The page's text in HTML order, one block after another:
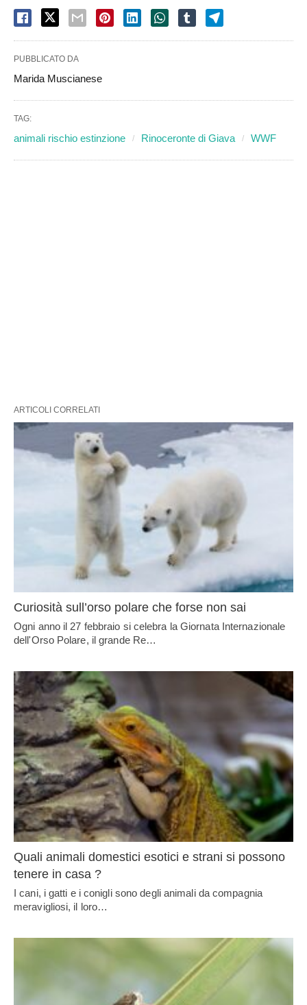
PUBBLICATO DA
Marida Muscianese
TAG:
animali rischio estinzione Rinoceronte di Giava WWF
ARTICOLI CORRELATI
Curiosità sull’orso polare che forse non sai
Ogni anno il 27 febbraio si celebra la Giornata Internazionale
dell'Orso Polare, il grande Re…
Quali animali domestici esotici e strani si possono
tenere in casa ?
I cani, i gatti e i conigli sono degli animali da compagnia
meravigliosi, il loro…